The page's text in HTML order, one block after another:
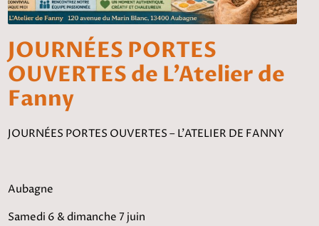
JOURNÉES PORTES
OUVERTES de L'Atelier de
Fanny
JOURNÉES PORTES OUVERTES – L’ATELIER DE FANNY
Aubagne
Samedi 6 & dimanche 7 juin